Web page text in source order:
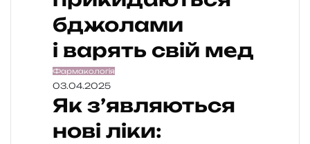
бджолами
і варять свій мед
Фармакологія
03.04.2025
Як з’являються
нові ліки: